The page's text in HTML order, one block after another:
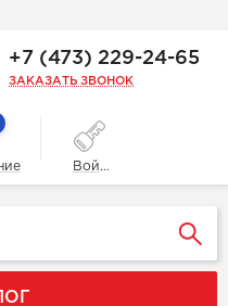
+7 (473) 229-24-65
ЗАКАЗАТЬ ЗВОНОК
Войти